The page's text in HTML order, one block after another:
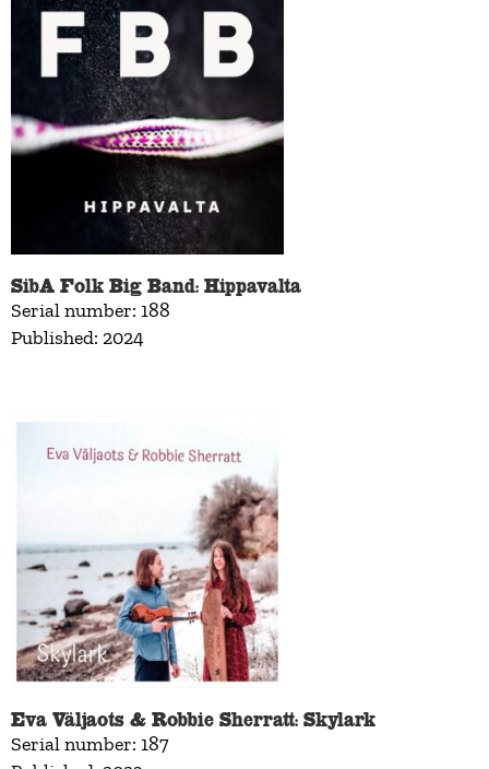
SibA Folk Big Band: Hippavalta
Serial number: 188
Published: 2024
Eva Väljaots & Robbie Sherratt: Skylark
Serial number: 187